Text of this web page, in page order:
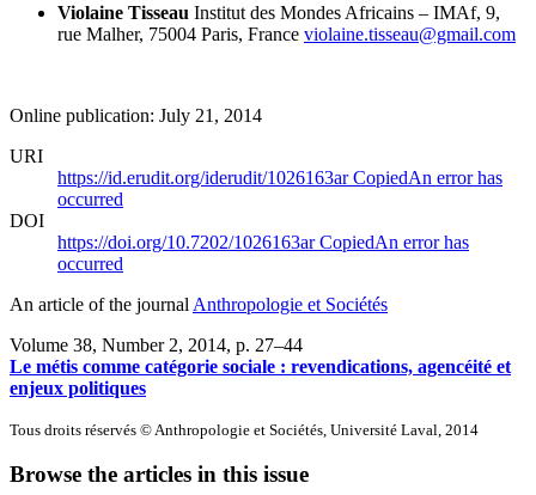
Violaine Tisseau Institut des Mondes Africains – IMAf, 9,
rue Malher, 75004 Paris, France violaine.tisseau@gmail.com
Online publication: July 21, 2014
URI
https://id.erudit.org/iderudit/1026163arCopiedAn error has
occurred
DOI
https://doi.org/10.7202/1026163arCopiedAn error has
occurred
An article of the journal Anthropologie et Sociétés
Volume 38, Number 2, 2014, p. 27–44
Le métis comme catégorie sociale : revendications, agencéité et
enjeux politiques
Tous droits réservés © Anthropologie et Sociétés, Université Laval, 2014
Browse the articles in this issue